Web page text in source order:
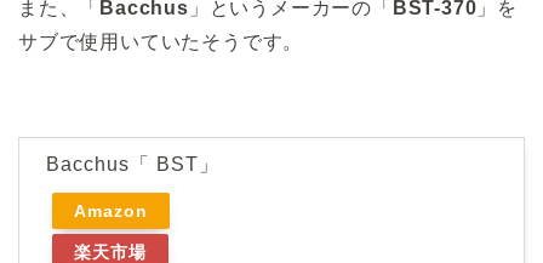
また、「 Bacchus 」というメーカーの「 BST-370 」を
サブで使用いていたそうです。
Bacchus「 BST」
Amazon
楽天市場